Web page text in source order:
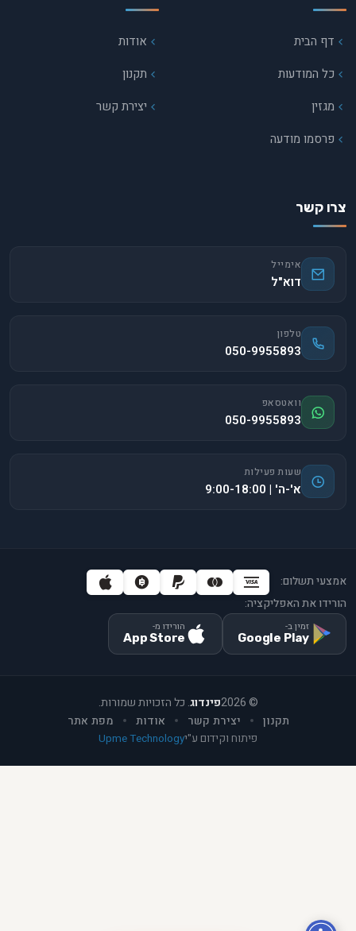
דף הבית
כל המודעות
מגזין
פרסמו מודעה
אודות
תקנון
יצירת קשר
צרו קשר
אימייל
דוא"ל
טלפון
050-9955893
וואטסאפ
050-9955893
שעות פעילות
א'-ה' | 9:00-18:00
אמצעי תשלום:
הורידו את האפליקציה:
זמין ב-
Google Play
הורידו מ-
App Store
©
2026פינדוג. כל הזכויות שמורות.
תקנון
יצירת קשר אודות מפת אתר
פיתוח וקידום ע"יUpme Technology